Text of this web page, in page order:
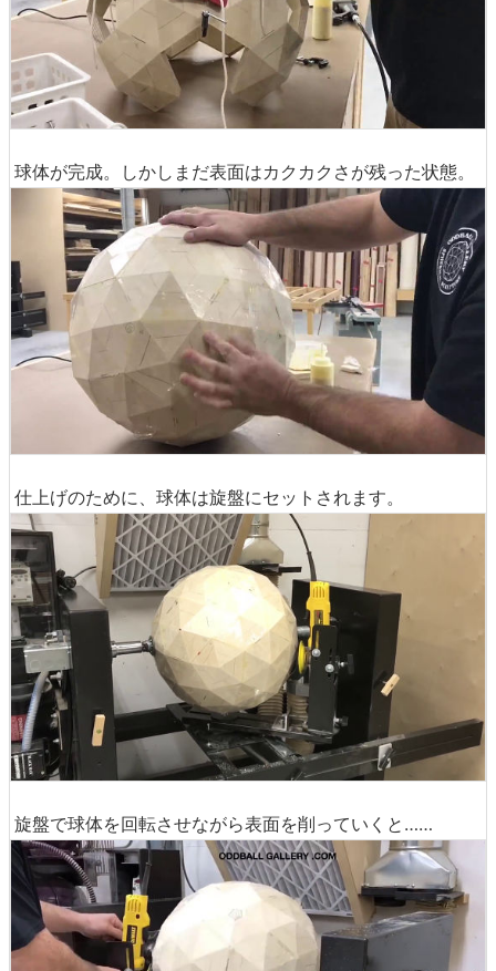
球体が完成。しかしまだ表面はカクカクさが残った状態。
仕上げのために、球体は旋盤にセットされます。
旋盤で球体を回転させながら表面を削っていくと……